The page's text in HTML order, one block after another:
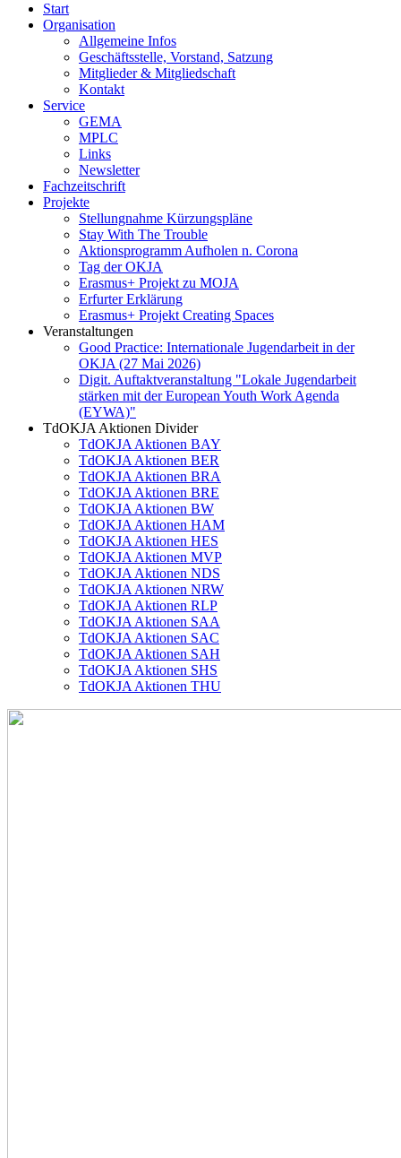
Start
Organisation
Allgemeine Infos
Geschäftsstelle, Vorstand, Satzung
Mitglieder & Mitgliedschaft
Kontakt
Service
GEMA
MPLC
Links
Newsletter
Fachzeitschrift
Projekte
Stellungnahme Kürzungspläne
Stay With The Trouble
Aktionsprogramm Aufholen n. Corona
Tag der OKJA
Erasmus+ Projekt zu MOJA
Erfurter Erklärung
Erasmus+ Projekt Creating Spaces
Veranstaltungen
Good Practice: Internationale Jugendarbeit in der
OKJA (27 Mai 2026)
Digit. Auftaktveranstaltung "Lokale Jugendarbeit
stärken mit der European Youth Work Agenda
(EYWA)"
TdOKJA Aktionen Divider
TdOKJA Aktionen BAY
TdOKJA Aktionen BER
TdOKJA Aktionen BRA
TdOKJA Aktionen BRE
TdOKJA Aktionen BW
TdOKJA Aktionen HAM
TdOKJA Aktionen HES
TdOKJA Aktionen MVP
TdOKJA Aktionen NDS
TdOKJA Aktionen NRW
TdOKJA Aktionen RLP
TdOKJA Aktionen SAA
TdOKJA Aktionen SAC
TdOKJA Aktionen SAH
TdOKJA Aktionen SHS
TdOKJA Aktionen THU